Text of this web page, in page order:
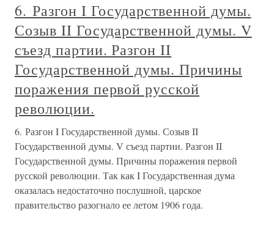
6. Разгон I Государственной думы.
Созыв II Государственной думы. V
съезд партии. Разгон II
Государственной думы. Причины
поражения первой русской
революции.
6. Разгон I Государственной думы. Созыв II
Государственной думы. V съезд партии. Разгон II
Государственной думы. Причины поражения первой
русской революции. Так как I Государственная дума
оказалась недостаточно послушной, царское
правительство разогнало ее летом 1906 года.